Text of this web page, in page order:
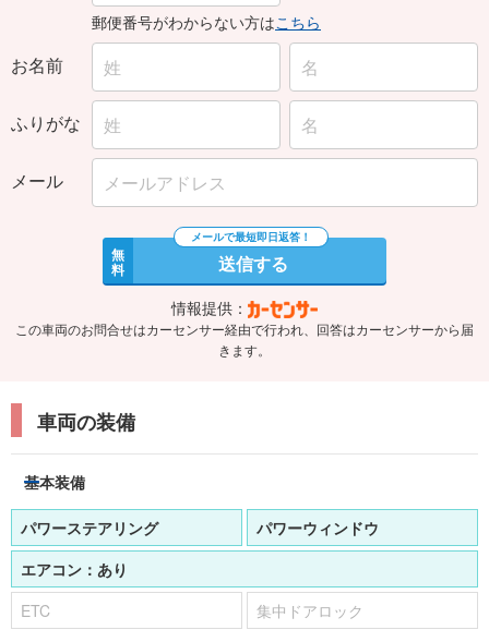
郵便番号がわからない方はこちら
お名前
ふりがな
メール
無
料 送信する
情報提供：
この車両のお問合せはカーセンサー経由で行われ、回答はカーセンサーから届
きます。
車両の装備
基本装備
パワーステアリング
パワーウィンドウ
エアコン： あり
ETC
集中ドアロック